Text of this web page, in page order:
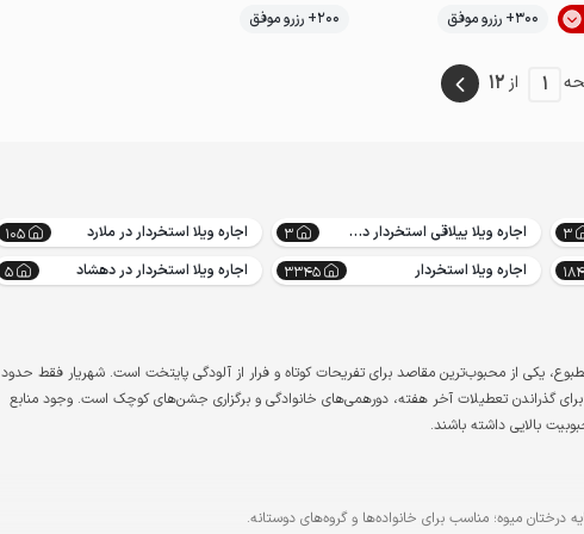
300+ رزرو موفق لوکس و مجلل
200+ رزرو موفق
1 از12
3 اجاره ویلا ییلاقی استخردار در شهریار 3 اجاره ویلا استخردار در ملارد
105
184 اجاره ویلا استخردار 3345 اجاره ویلا استخردار در دهشاد 5
یکی از محبوب‌ترین مقاصد برای تفریحات کوتاه و فرار از آلودگی پایتخت است. شهریار فقط حدود
برای گذراندن تعطیلات آخر هفته، دورهمی‌های خانوادگی و برگزاری جشن‌های کوچک است. وجود منابع
بالایی داشته باشند.
درختان میوه؛ مناسب برای خانواده‌ها و گروه‌های دوستانه.